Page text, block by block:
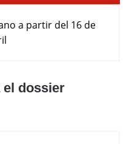
a partir del 16 de
el dossier